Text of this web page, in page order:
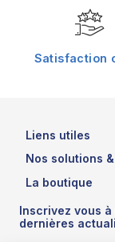
Satisfaction
Liens utiles
Nos solutions
La boutique
Inscrivez vous
dernières